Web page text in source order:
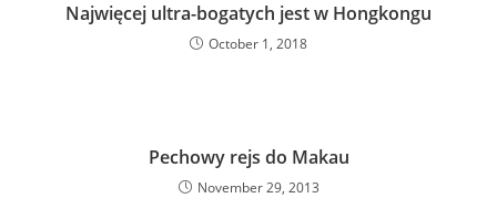
Najwięcej ultra-bogatych jest w Hongkongu
October 1, 2018
Pechowy rejs do Makau
November 29, 2013